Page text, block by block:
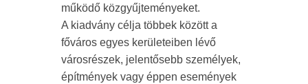
működő közgyűjteményeket.
A kiadvány célja többek között a
főváros egyes kerületeiben lévő
városrészek, jelentősebb személyek,
építmények vagy éppen események